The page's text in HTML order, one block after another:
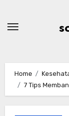
Home
7 Tips